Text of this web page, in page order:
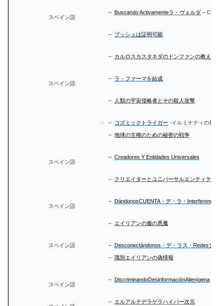
スペイン語
– Buscando Activamenteラ・ヴェルダ –
– ブッシュは証明可能
– カルロスカスタネダのドンファンの教え
スペイン語
– ラ・ファーマを結成
– 人類の宇宙侵略者とその殺人攻撃
– コズミックトライガー -イルミナティの最
– 地球の主権のための秘密の戦争
スペイン語
– Creadores Y Entidades Universales
– クリエイターとユニバーサルエンティティ
スペイン語
– DándonosCUENTA・デ・ラ・
– エイリアンの服の悪魔
スペイン語 – Desconectándonos・デ・ラス・Redesデ
– 識別エイリアンの偽情報
スペイン語
– DiscriminandoDesinformaciónAlienígena
– エルアルテデラゲラハイパー次元